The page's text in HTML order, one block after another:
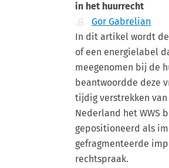
in het huurrecht
Gor Gabrelian
In dit artikel wordt
of een energielabel
meegenomen bij de
beantwoordde deze
tijdig verstrekken
Nederland het WWS
gepositioneerd als
gefragmenteerde
rechtspraak.